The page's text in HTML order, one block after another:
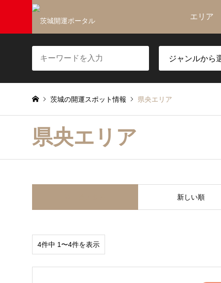
エリア
茨城の開運スポット情報 県央エリア
県央エリア
新しい順
4件中 1〜4件を表示